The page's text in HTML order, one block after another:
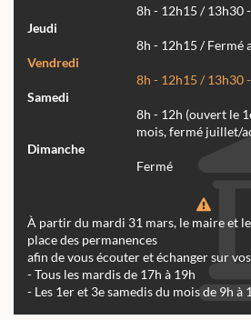
8h - 12h15 / 13h30
Jeudi
8h - 12h15 / Fermé
Vendredi
8h - 12h15 / 13h30
Samedi
8h - 12h (ouvert le
mois, fermé juillet/
Dimanche
Fermé
À partir du mardi 31 mars, le maire et
place des permanences
afin de vous écouter et échanger sur
- Tous les mardis de 17h à 19h
- Les 1er et 3e samedis du mois de 9h à